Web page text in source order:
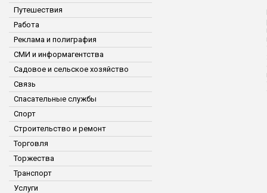
Путешествия
Работа
Реклама и полиграфия
СМИ и информагентства
Садовое и сельское хозяйство
Связь
Спасательные службы
Спорт
Строительство и ремонт
Торговля
Торжества
Транспорт
Услуги